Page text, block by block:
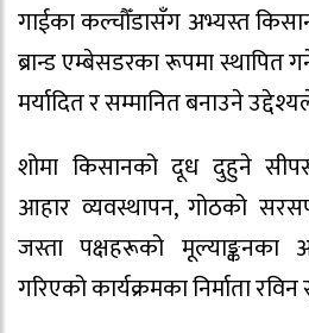
गाईका कल्चौँडासँग अभ्यस्त
ब्रान्ड एम्बेसडरका रूपमा स्थापित
मर्यादित र सम्मानित बनाउने
शोमा किसानको दूध दुहुने
आहार व्यवस्थापन, गोठको
जस्ता पक्षहरूको मूल्याङ्कनका
गरिएको कार्यक्रमका निर्माता